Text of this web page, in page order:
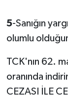
5-Sanığın
olumlu
TCK'nın 62.
oranında
CEZASI İLE